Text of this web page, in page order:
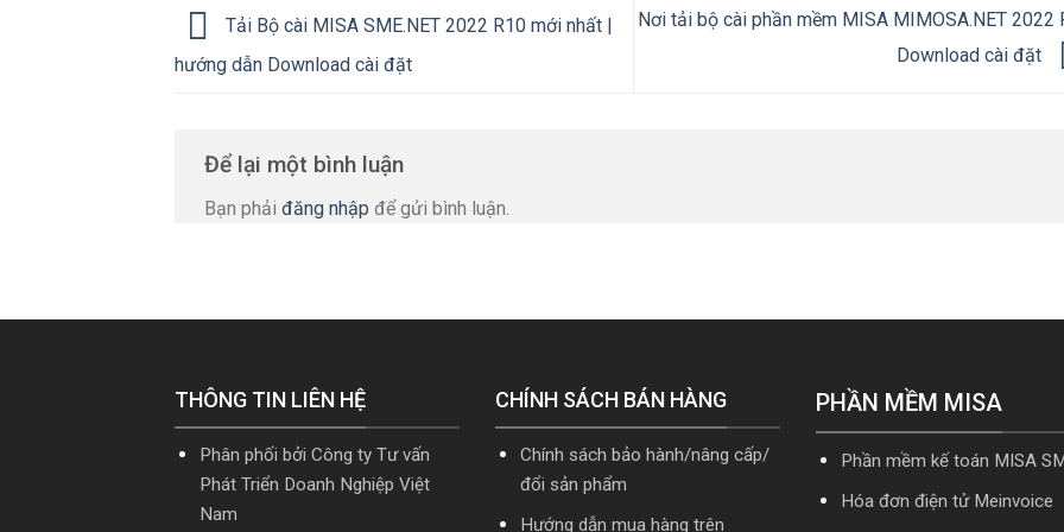
Tải Bộ cài MISA SME.NET 2022 R10 mới nhất |
hướng dẫn Download cài đặt
Nơi tải bộ cài phần mềm MISA MIMOSA.NET 2022
Download cài đặt
Để lại một bình luận
Bạn phải đăng nhập để gửi bình luận.
THÔNG TIN LIÊN HỆ
Phân phối bởi Công ty Tư vấn
Phát Triển Doanh Nghiệp Việt
Nam
CHÍNH SÁCH BÁN HÀNG
Chính sách bảo hành/nâng cấp/
đổi sản phẩm
Hướng dẫn mua hàng trên
PHẦN MỀM MISA
Phần mềm kế toán MISA
Hóa đơn điện tử Meinvoice